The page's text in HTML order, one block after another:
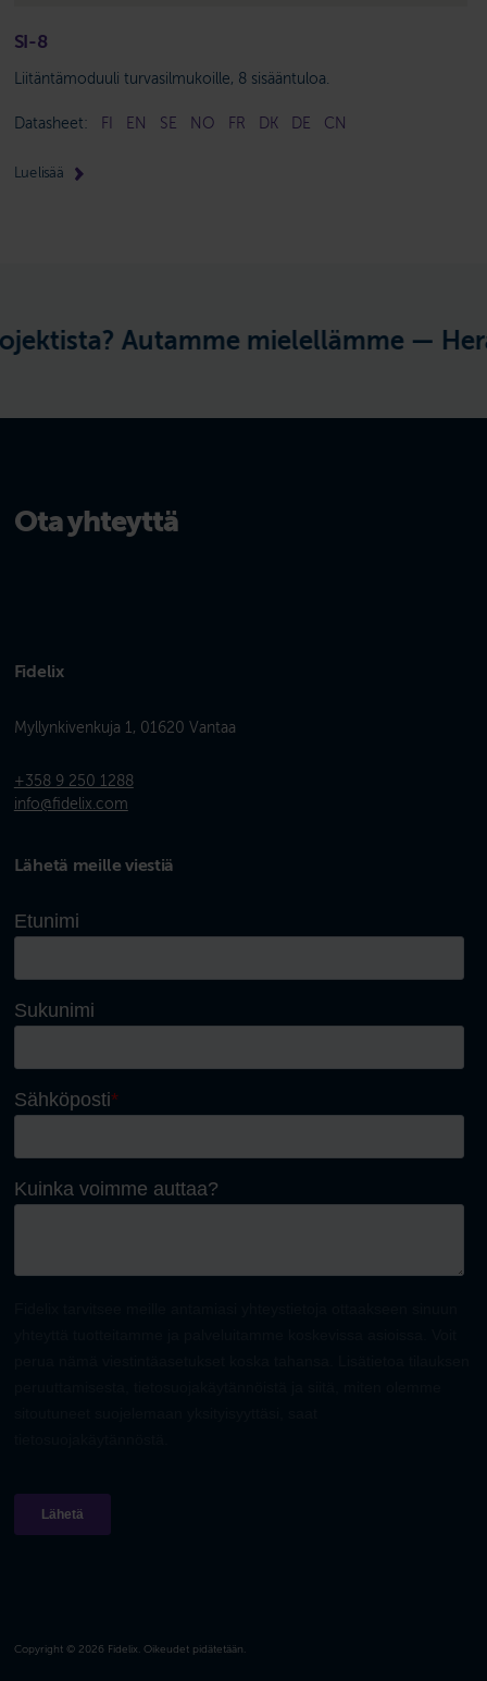
SI-8
Liitäntämoduuli turvasilmukoille, 8 sisääntuloa.
Datasheet: FI EN SE NO FR DK DE CN
Lue lisää
Autamme mielellämme —
Ota yhteyttä
Fidelix
Myllynkivenkuja 1, 01620 Vantaa
+358 9 250 1288
info@fidelix.com
Lähetä meille viestiä
Copyright © 2026 Fidelix. Oikeudet pidätetään.